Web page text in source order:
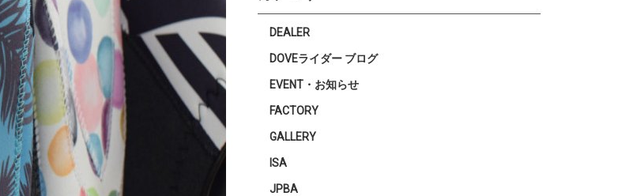
DEALER
DOVEライダー ブログ
EVENT・お知らせ
FACTORY
GALLERY
ISA
JPBA